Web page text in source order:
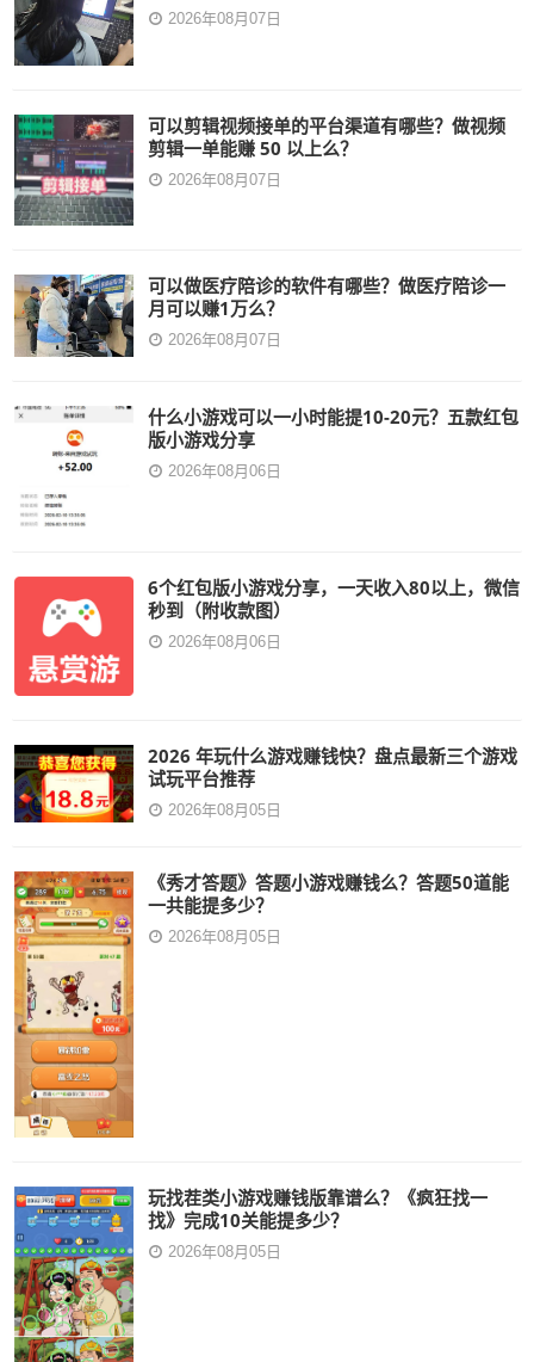
2026年08月07日
可以剪辑视频接单的平台渠道有哪些？做视频
剪辑一单能赚 50 以上么？
2026年08月07日
可以做医疗陪诊的软件有哪些？做医疗陪诊一
月可以赚1万么？
2026年08月07日
什么小游戏可以一小时能提10-20元？五款红包
版小游戏分享
2026年08月06日
6个红包版小游戏分享，一天收入80以上，微信
秒到（附收款图）
2026年08月06日
2026 年玩什么游戏赚钱快？盘点最新三个游戏
试玩平台推荐
2026年08月05日
《秀才答题》答题小游戏赚钱么？答题50道能
一共能提多少？
2026年08月05日
玩找茬类小游戏赚钱版靠谱么？《疯狂找一
找》完成10关能提多少？
2026年08月05日